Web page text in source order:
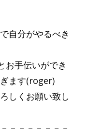
自分がやるべき
お手伝いができ
ます(roger)
しくお願い致し
－－－－－－－